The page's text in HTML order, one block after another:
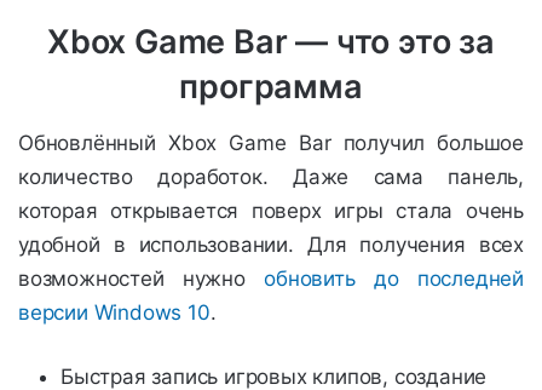
Xbox Game Bar — что это за
программа
Обновлённый Xbox Game Bar получил большое
количество доработок. Даже сама панель,
которая открывается поверх игры стала очень
удобной в использовании. Для получения всех
возможностей нужнообновить до последней
версии Windows 10.
Быстрая запись игровых клипов, создание